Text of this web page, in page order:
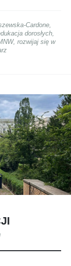
Cardone,
dorosłych,
, rozwijaj się w